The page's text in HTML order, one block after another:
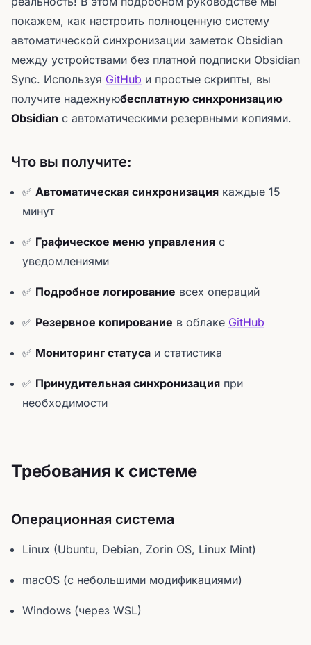
покажем, как настроить полноценную систему
автоматической синхронизации заметок Obsidian
между устройствами без платной подписки Obsidian
Sync. Используя GitHub и простые скрипты, вы
получите надежнуюбесплатную синхронизацию
Obsidian с автоматическими резервными копиями.
Что вы получите:
✅ Автоматическая синхронизация каждые 15
минут
✅ Графическое меню управления с
уведомлениями
✅ Подробное логирование всех операций
✅ Резервное копирование в облаке GitHub
✅ Мониторинг статуса и статистика
✅ Принудительная синхронизация при
необходимости
Требования к системе
Операционная система
Linux (Ubuntu, Debian, Zorin OS, Linux Mint)
macOS (с небольшими модификациями)
Windows (через WSL)